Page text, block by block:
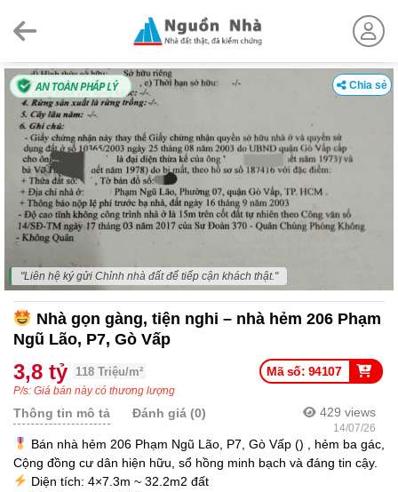
AN TOÀN PHÁP LÝ
"Liên hệ ký gửi Chỉnh nhà đất để tiếp cận khách thật."
Nhà gọn gàng, tiện nghi – nhà hẻm 206 Phạm
Ngũ Lão, P7, Gò Vấp
Mã số: 94107
3,8 tỷ 118 Triệu/m²
P/s: Giá bán này có thương lượng
429 views
14/07/26
Thông tin mô tả Đánh giá (0)
Bán nhà hẻm 206 Phạm Ngũ Lão, P7, Gò Vấp () , hẻm ba gác,
Cộng đồng cư dân hiện hữu, sổ hồng minh bạch và đáng tin cậy.
Diện tích: 4×7.3m ~ 32.2m2 đất
Chia sẻ